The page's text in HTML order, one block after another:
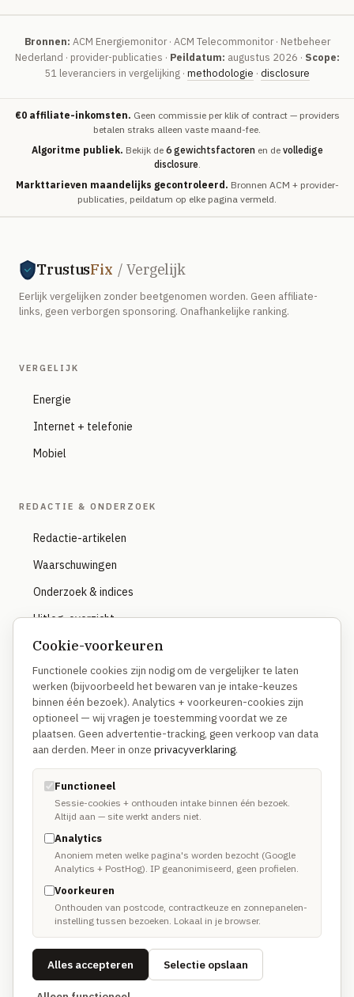
Bronnen: ACM Energiemonitor · ACM Telecommonitor · Netbeheer
Nederland · provider-publicaties · Peildatum: augustus 2026 · Scope:
51 leveranciers in vergelijking · methodologie · disclosure
€0 affiliate-inkomsten. Geen commissie per klik of contract — providers
betalen straks alleen vaste maand-fee.
Algoritme publiek. Bekijk de 6 gewichtsfactoren en de volledige
disclosure.
Markttarieven maandelijks gecontroleerd. Bronnen ACM + provider-
publicaties, peildatum op elke pagina vermeld.
TrustusFix / Vergelijk
Eerlijk vergelijken zonder beetgenomen worden. Geen affiliate-
links, geen verborgen sponsoring. Onafhankelijke ranking.
VERGELIJK
Energie
Internet + telefonie
Mobiel
REDACTIE & ONDERZOEK
Redactie-artikelen
Waarschuwingen
Onderzoek & indices
Uitleg-overzicht
OVER
Hoe we vergelijken
Waarom anders
Methodologie
Disclosure
TRUSTUSFIX-NETWERK
TrustusFix · Vakmannen →
Oplichting melden
Spoedhulp vakman
Cookie-voorkeuren
Functionele cookies zijn nodig om de vergelijker te laten
werken (bijvoorbeeld het bewaren van je intake-keuzes
binnen één bezoek). Analytics + voorkeuren-cookies zijn
optioneel — wij vragen je toestemming voordat we ze
plaatsen. Geen advertentie-tracking, geen verkoop van data
aan derden. Meer in onze privacyverklaring.
Functioneel
Sessie-cookies + onthouden intake binnen één bezoek.
Altijd aan — site werkt anders niet.
Analytics
Anoniem meten welke pagina's worden bezocht (Google
Analytics + PostHog). IP geanonimiseerd, geen profielen.
Voorkeuren
Onthouden van postcode, contractkeuze en zonnepanelen-
instelling tussen bezoeken. Lokaal in je browser.
Alles accepteren Selectie opslaan